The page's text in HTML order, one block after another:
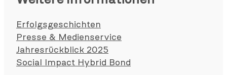
Erfolgsgeschichten
Presse & Medienservice
Jahresrückblick 2025
Social Impact Hybrid Bond